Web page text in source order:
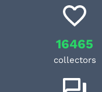
16465
collectors